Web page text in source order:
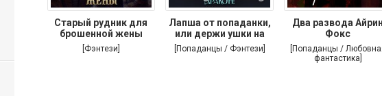
Старый рудник для
брошенной жены
[Фэнтези]
Лапша от попаданки,
или держи ушки на
[Попаданцы / Фэнтези]
Два развода
Фокс
[Попаданцы /
фантастика]